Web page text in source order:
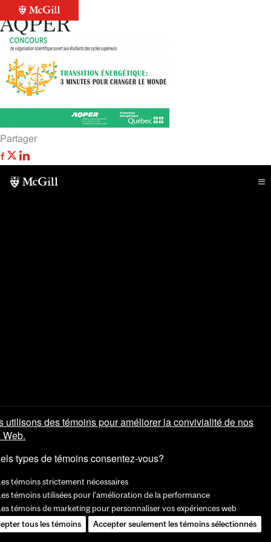
Retour à la liste
AQPER
Partager
utilisons des témoins pour améliorer la convivialité de nos
types de témoins consentez-vous?
témoins strictement nécessaires
témoins utilisées pour l'amélioration de la performance
témoins de marketing pour personnaliser vos expériences web
tous les témoins
Accepter seulement les témoins sélectionnés